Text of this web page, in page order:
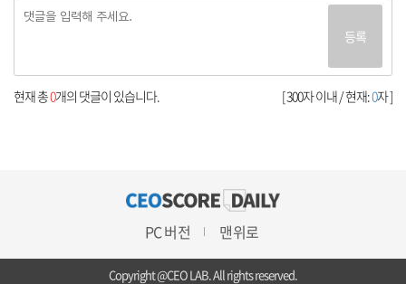
등록
[ 300자 이내 / 현재:0자 ]
현재 총0개의 댓글이 있습니다.
PC 버전 맨위로
Copyright @CEO LAB. All rights reserved.